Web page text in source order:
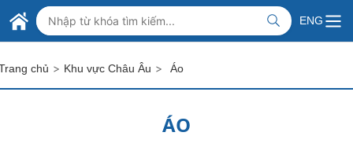
Skip to Main Content
BỘ NGOẠI GIAO VIỆT NAM
MINISTRY OF FOREIGN AFFAIRS
ENG
chủ > Khu vực Châu Âu > Áo
ÁO